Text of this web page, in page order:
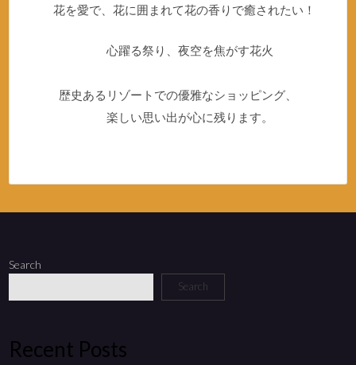
花を愛で、花に囲まれて花の香りで癒されたい！
心躍る祭り、夜空を焦がす花火
歴史あるリゾートでの優雅なショッピング、
楽しい思い出が心に残ります。
Search
Search
Recent Posts